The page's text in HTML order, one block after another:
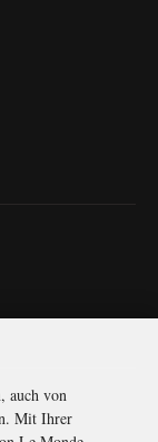
auch von
Mit Ihrer